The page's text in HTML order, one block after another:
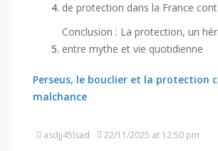
de protection dans la France
Conclusion : La protection, un
entre mythe et vie quotidienne
Perseus, le bouclier et la protection
malchance
asdjj45lsad 22/11/2025 at 12:50 pm